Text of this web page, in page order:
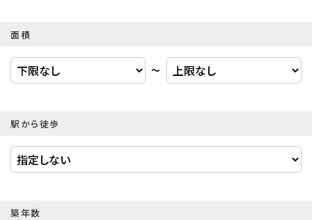
面積
〜
駅から徒歩
築年数